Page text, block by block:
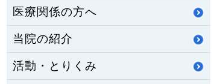
医療関係の方へ
当院の紹介
活動・とりくみ